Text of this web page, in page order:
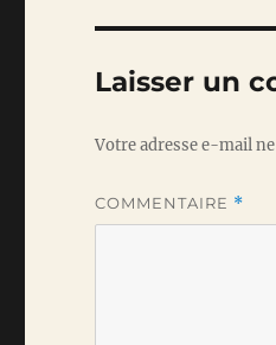
Laisser un
Votre adresse e-mail
COMMENTAIRE *